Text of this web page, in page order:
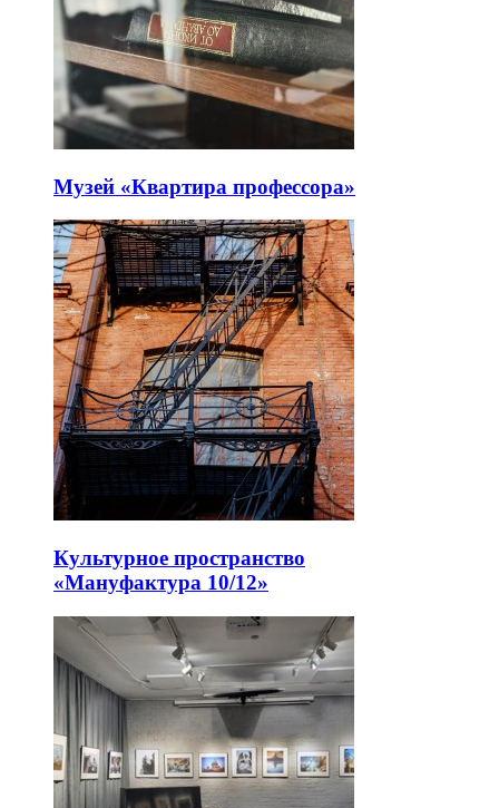
Музей «Квартира профессора»
Культурное пространство
«Мануфактура 10/12»